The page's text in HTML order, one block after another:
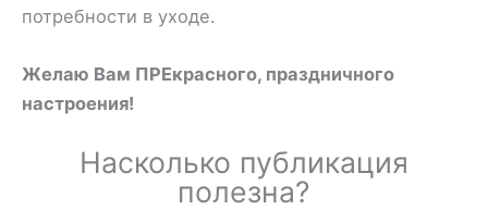
потребности в уходе.
Желаю Вам ПРЕкрасного, праздничного
настроения!
Насколько публикация
полезна?